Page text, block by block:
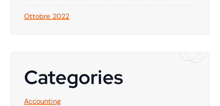
Ottobre 2022
Categories
Accounting